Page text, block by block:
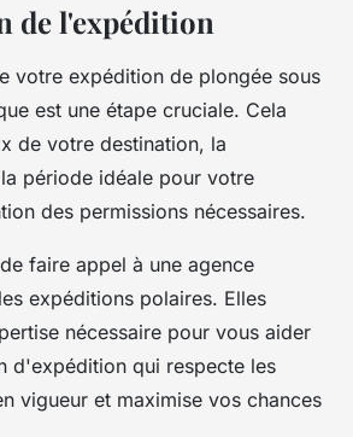
de l'expédition
votre expédition de plongée sous
est une étape cruciale. Cela
de votre destination, la
période idéale pour votre
des permissions nécessaires.
faire appel à une agence
expéditions polaires. Elles
nécessaire pour vous aider
d'expédition qui respecte les
vigueur et maximise vos chances